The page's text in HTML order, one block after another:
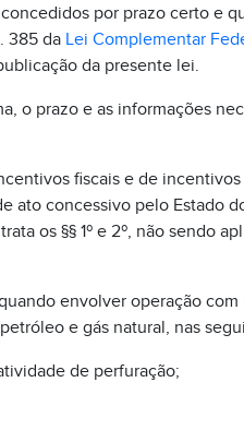
por prazo certo e
385 da Lei Complementar
da presente lei.
o prazo e as informações
fiscais e de
ato concessivo pelo Estado
os §§ 1º e 2º, não sendo
envolver operação
e gás natural, nas
de perfuração;